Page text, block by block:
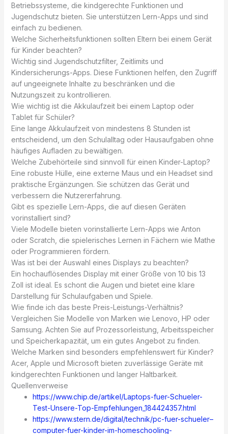
Betriebssysteme, die kindgerechte Funktionen und
Jugendschutz bieten. Sie unterstützen Lern-Apps und sind
einfach zu bedienen.
Welche Sicherheitsfunktionen sollten Eltern bei einem Gerät
für Kinder beachten?
Wichtig sind Jugendschutzfilter, Zeitlimits und
Kindersicherungs-Apps. Diese Funktionen helfen, den Zugriff
auf ungeeignete Inhalte zu beschränken und die
Nutzungszeit zu kontrollieren.
Wie wichtig ist die Akkulaufzeit bei einem Laptop oder
Tablet für Schüler?
Eine lange Akkulaufzeit von mindestens 8 Stunden ist
entscheidend, um den Schulalltag oder Hausaufgaben ohne
häufiges Aufladen zu bewältigen.
Welche Zubehörteile sind sinnvoll für einen Kinder-Laptop?
Eine robuste Hülle, eine externe Maus und ein Headset sind
praktische Ergänzungen. Sie schützen das Gerät und
verbessern die Nutzererfahrung.
Gibt es spezielle Lern-Apps, die auf diesen Geräten
vorinstalliert sind?
Viele Modelle bieten vorinstallierte Lern-Apps wie Anton
oder Scratch, die spielerisches Lernen in Fächern wie Mathe
oder Programmieren fördern.
Was ist bei der Auswahl eines Displays zu beachten?
Ein hochauflösendes Display mit einer Größe von 10 bis 13
Zoll ist ideal. Es schont die Augen und bietet eine klare
Darstellung für Schulaufgaben und Spiele.
Wie finde ich das beste Preis-Leistungs-Verhältnis?
Vergleichen Sie Modelle von Marken wie Lenovo, HP oder
Samsung. Achten Sie auf Prozessorleistung, Arbeitsspeicher
und Speicherkapazität, um ein gutes Angebot zu finden.
Welche Marken sind besonders empfehlenswert für Kinder?
Acer, Apple und Microsoft bieten zuverlässige Geräte mit
kindgerechten Funktionen und langer Haltbarkeit.
Quellenverweise
https://www.chip.de/artikel/Laptops-fuer-Schueler-
Test-Unsere-Top-Empfehlungen_184424357.html
https://www.stern.de/digital/technik/pc-fuer-schueler–
computer-fuer-kinder-im-homeschooling-